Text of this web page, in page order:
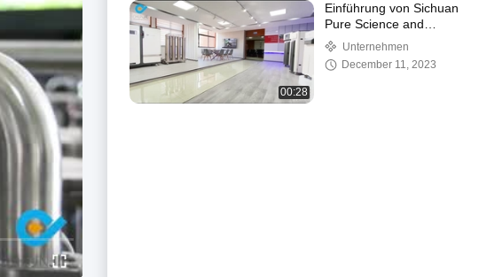
00:28
Einführung von Sichuan
Pure Science and
Technology Co., Ltd.
Unternehmen
December 11, 2023